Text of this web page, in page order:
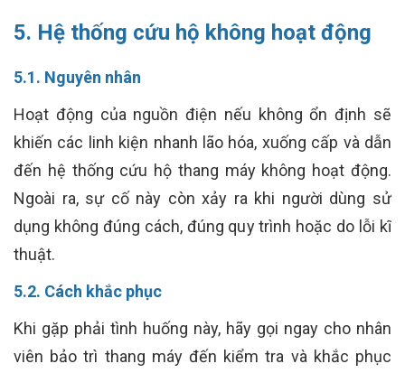
5. Hệ thống cứu hộ không hoạt động
5.1. Nguyên nhân
Hoạt động của nguồn điện nếu không ổn định sẽ
khiến các linh kiện nhanh lão hóa, xuống cấp và dẫn
đến hệ thống cứu hộ thang máy không hoạt động.
Ngoài ra, sự cố này còn xảy ra khi người dùng sử
dụng không đúng cách, đúng quy trình hoặc do lỗi kĩ
thuật.
5.2. Cách khắc phục
Khi gặp phải tình huống này, hãy gọi ngay cho nhân
viên bảo trì thang máy đến kiểm tra và khắc phục